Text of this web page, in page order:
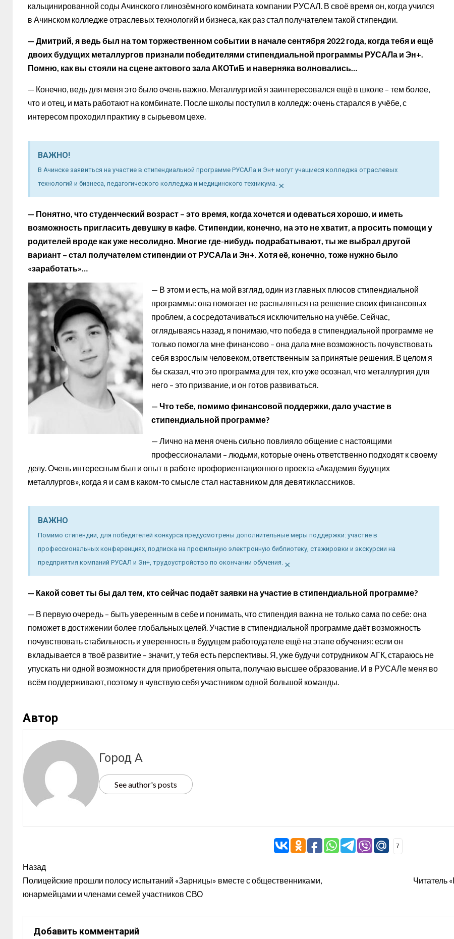
кальцинированной соды Ачинского глинозёмного комбината компании РУСАЛ. В своё время он, когда учился
в Ачинском колледже отраслевых технологий и бизнеса, как раз стал получателем такой стипендии.
— Дмитрий, я ведь был на том торжественном событии в начале сентября 2022 года, когда тебя и ещё
двоих будущих металлургов признали победителями стипендиальной программы РУСАЛа и Эн+.
Помню, как вы стояли на сцене актового зала АКОТиБ и наверняка волновались…
— Конечно, ведь для меня это было очень важно. Металлургией я заинтересовался ещё в школе – тем более,
что и отец, и мать работают на комбинате. После школы поступил в колледж: очень старался в учёбе, с
интересом проходил практику в сырьевом цехе.
ВАЖНО!
В Ачинске заявиться на участие в стипендиальной программе РУСАЛа и Эн+ могут учащиеся колледжа отраслевых
технологий и бизнеса, педагогического колледжа и медицинского техникума. ×
— Понятно, что студенческий возраст – это время, когда хочется и одеваться хорошо, и иметь
возможность пригласить девушку в кафе. Стипендии, конечно, на это не хватит, а просить помощи у
родителей вроде как уже несолидно. Многие где-нибудь подрабатывают, ты же выбрал другой
вариант – стал получателем стипендии от РУСАЛа и Эн+. Хотя её, конечно, тоже нужно было
«заработать»…
— В этом и есть, на мой взгляд, один из главных плюсов стипендиальной
программы: она помогает не распыляться на решение своих финансовых
проблем, а сосредотачиваться исключительно на учёбе. Сейчас,
оглядываясь назад, я понимаю, что победа в стипендиальной программе не
только помогла мне финансово – она дала мне возможность почувствовать
себя взрослым человеком, ответственным за принятые решения. В целом я
бы сказал, что это программа для тех, кто уже осознал, что металлургия для
него – это призвание, и он готов развиваться.
— Что тебе, помимофинансовой поддержки, дало участие в
стипендиальной программе?
— Лично на меня очень сильно повлияло общение с настоящими
профессионалами – людьми, которые очень ответственно подходят к своему
делу. Очень интересным был и опыт в работе профориентационного проекта «Академия будущих
металлургов», когда я и сам в каком-то смысле стал наставником для девятиклассников.
ВАЖНО
Помимо стипендии, для победителей конкурса предусмотрены дополнительные меры поддержки: участие в
профессиональных конференциях, подписка на профильную электронную библиотеку, стажировки и экскурсии на
предприятия компаний РУСАЛ и Эн+, трудоустройство по окончании обучения. ×
— Какой совет ты бы дал тем, кто сейчас подаёт заявки на участие в стипендиальной программе?
— В первую очередь – быть уверенным в себе и понимать, что стипендия важна не только сама по себе: она
поможет в достижении более глобальных целей. Участие в стипендиальной программе даёт возможность
почувствовать стабильность и уверенность в будущем работодателе ещё на этапе обучения: если он
вкладывается в твоё развитие – значит, у тебя есть перспективы. Я, уже будучи сотрудником АГК, стараюсь не
упускать ни одной возможности для приобретения опыта, получаю высшее образование. И в РУСАЛе меня во
всём поддерживают, поэтому я чувствую себя участником одной большой команды.
Автор
Город А
See author's posts
7
Назад
Полицейские прошли полосу испытаний «Зарницы» вместе с общественниками,
юнармейцами и членами семей участников СВО
Читатель
Добавить комментарий